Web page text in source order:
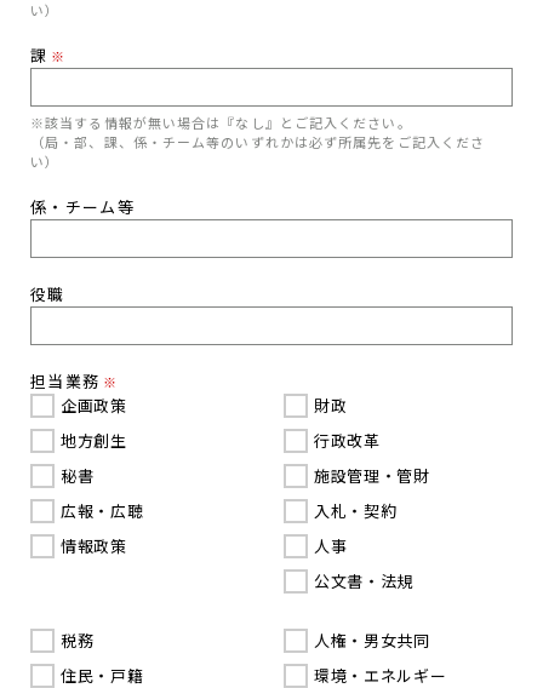
い）
課 ※
※該当する情報が無い場合は『なし』とご記入ください。
（局・部、課、係・チーム等のいずれかは必ず所属先をご記入くださ
い）
係・チーム等
役職
担当業務 ※
企画政策
地方創生
秘書
広報・広聴
情報政策
財政
行政改革
施設管理・管財
入札・契約
人事
公文書・法規
税務
住民・戸籍
人権・男女共同
環境・エネルギー